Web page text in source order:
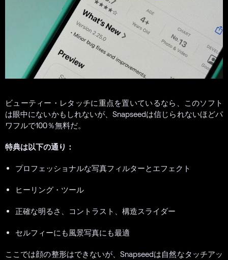
ビューティー・レタッチに重点を置いているなら、このソフト
は眼中にないかもしれないが、Snapseedは信じられないほどパ
ワフルで100％無料だ。
特典は以下の通り：
プロフェッショナルな写真フィルターとエフェクト
ヒーリング・ツール
正確な明るさ、コントラスト、構造スライダー
セルフィーにも風景写真にも最適
ここでは顔の整形はできないが、Snapseedは自然なタッチアッ